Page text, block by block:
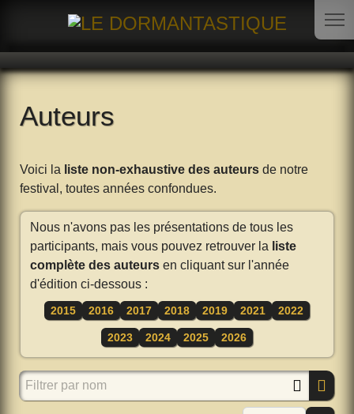
Auteurs
Voici la liste non-exhaustive des auteurs de notre
festival, toutes années confondues.
Nous n'avons pas les présentations de tous les
participants, mais vous pouvez retrouver la liste
complète des auteurs en cliquant sur l'année
d'édition ci-dessous :
2015 2016 2017 2018 2019 2021 2022
2023 2024 2025 2026
Filtrer par nom